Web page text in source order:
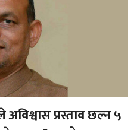
प्रस्ताव छल्न ५